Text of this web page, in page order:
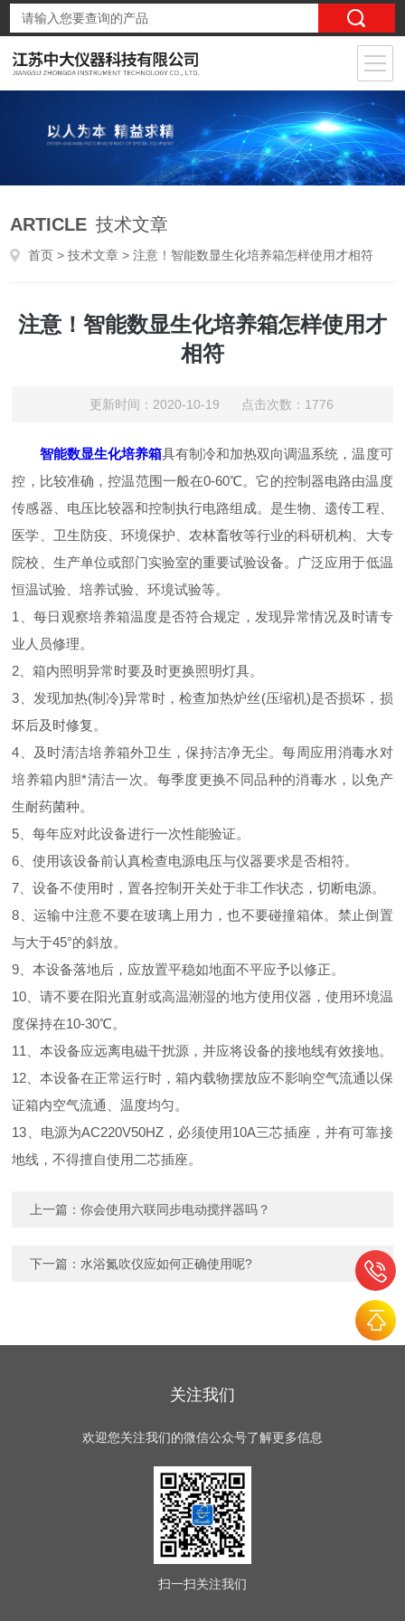
ARTICLE 技术文章
首页 >技术文章 > 注意！智能数显生化培养箱怎样使用才相符
注意！智能数显生化培养箱怎样使用才
相符
更新时间：2020-10-19 点击次数：1776
智能数显生化培养箱具有制冷和加热双向调温系统，温度可
控，比较准确，控温范围一般在0-60℃。它的控制器电路由温度
传感器、电压比较器和控制执行电路组成。是生物、遗传工程、
医学、卫生防疫、环境保护、农林畜牧等行业的科研机构、大专
院校、生产单位或部门实验室的重要试验设备。广泛应用于低温
恒温试验、培养试验、环境试验等。
1、每日观察培养箱温度是否符合规定，发现异常情况及时请专
业人员修理。
2、箱内照明异常时要及时更换照明灯具。
3、发现加热(制冷)异常时，检查加热炉丝(压缩机)是否损坏，损
坏后及时修复。
4、及时清洁培养箱外卫生，保持洁净无尘。每周应用消毒水对
培养箱内胆*清洁一次。每季度更换不同品种的消毒水，以免产
生耐药菌种。
5、每年应对此设备进行一次性能验证。
6、使用该设备前认真检查电源电压与仪器要求是否相符。
7、设备不使用时，置各控制开关处于非工作状态，切断电源。
8、运输中注意不要在玻璃上用力，也不要碰撞箱体。禁止倒置
与大于45°的斜放。
9、本设备落地后，应放置平稳如地面不平应予以修正。
10、请不要在阳光直射或高温潮湿的地方使用仪器，使用环境温
度保持在10-30℃。
11、本设备应远离电磁干扰源，并应将设备的接地线有效接地。
12、本设备在正常运行时，箱内载物摆放应不影响空气流通以保
证箱内空气流通、温度均匀。
13、电源为AC220V50HZ，必须使用10A三芯插座，并有可靠接
地线，不得擅自使用二芯插座。
上一篇：你会使用六联同步电动搅拌器吗？
下一篇： 水浴氮吹仪应如何正确使用呢?
关注我们
欢迎您关注我们的微信公众号了解更多信息
扫一扫关注我们